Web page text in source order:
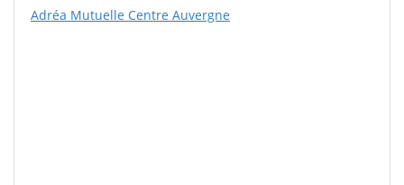
Adréa Mutuelle Centre Auvergne